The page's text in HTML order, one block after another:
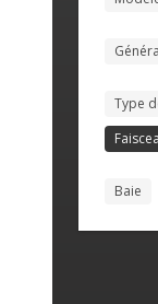
Type
Baie